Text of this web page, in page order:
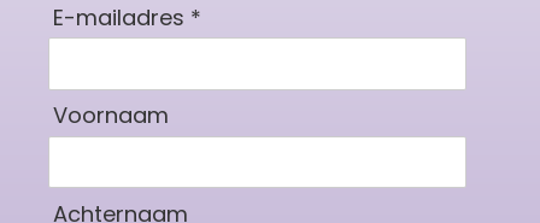
E-mailadres *
Voornaam
Achternaam